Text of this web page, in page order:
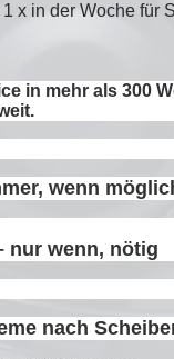
x in der Woche für
in mehr als 300
wenn
nur wenn, nötig
nach